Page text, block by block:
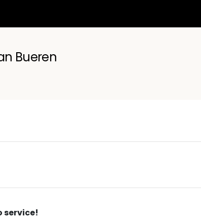
Bueren
service!